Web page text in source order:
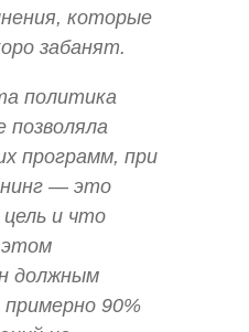
которые
забанят.
политика
позволяла
программ, при
— это
и что
этом
должным
90%